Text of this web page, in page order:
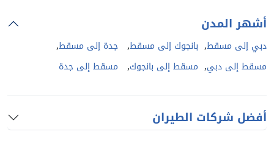
أشهر المدن
دبي إلى مسقط, بانجوك إلى مسقط, جدة إلى مسقط,
مسقط إلى دبي, مسقط إلى بانجوك, مسقط إلى جدة
أفضل شركات الطيران